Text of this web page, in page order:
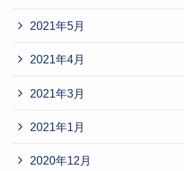
2021年5月
2021年4月
2021年3月
2021年1月
2020年12月